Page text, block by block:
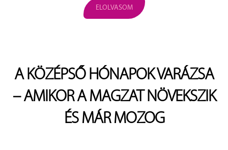
ELOLVASOM
A KÖZÉPSŐ HÓNAPOK VARÁZSA
– AMIKOR A MAGZAT NÖVEKSZIK
ÉS MÁR MOZOG